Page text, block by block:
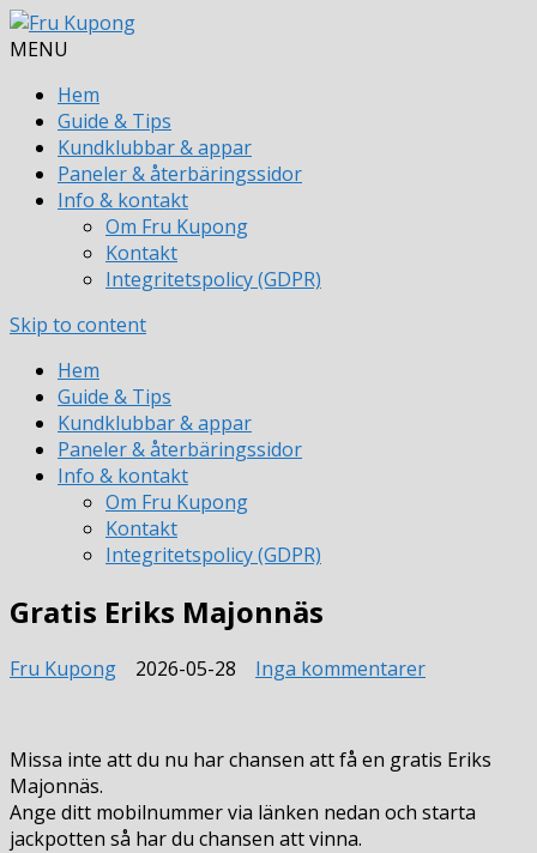
MENU
Hem
Guide & Tips
Kundklubbar & appar
Paneler & återbäringssidor
Info & kontakt
Om Fru Kupong
Kontakt
Integritetspolicy (GDPR)
Skip to content
Hem
Guide & Tips
Kundklubbar & appar
Paneler & återbäringssidor
Info & kontakt
Om Fru Kupong
Kontakt
Integritetspolicy (GDPR)
Gratis Eriks Majonnäs
Fru Kupong 2026-05-28 Inga kommentarertill
Majonnäs
Missa inte att du nu har chansen att få en gratis Eriks
Majonnäs.
Ange ditt mobilnummer via länken nedan och starta
jackpotten så har du chansen att vinna.